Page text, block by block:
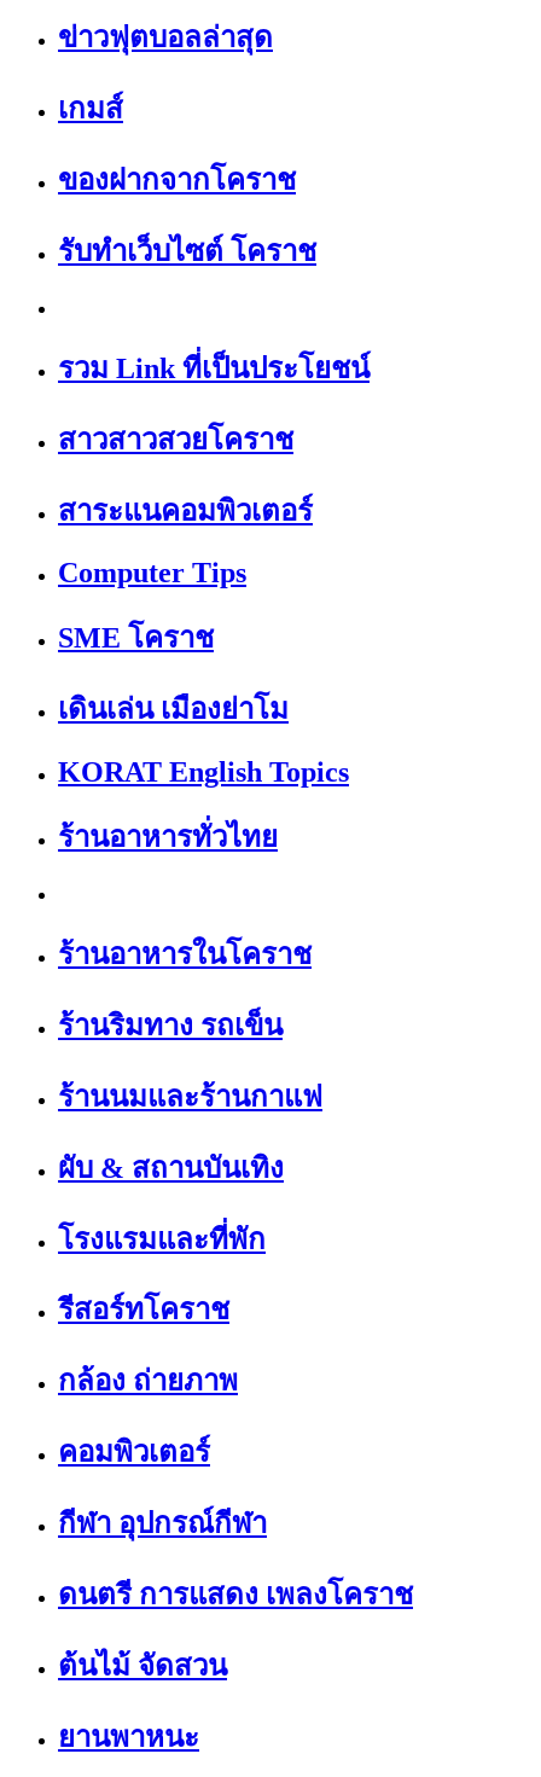
ข่าวฟุตบอลล่าสุด
เกมส์
ของฝากจากโคราช
รับทำเว็บไซต์ โคราช
รวม Link ที่เป็นประโยชน์
สาวสาวสวยโคราช
สาระแนคอมพิวเตอร์
Computer Tips
SME โคราช
เดินเล่น เมืองย่าโม
KORAT English Topics
ร้านอาหารทั่วไทย
ร้านอาหารในโคราช
ร้านริมทาง รถเข็น
ร้านนมและร้านกาแฟ
ผับ & สถานบันเทิง
โรงแรมและที่พัก
รีสอร์ทโคราช
กล้อง ถ่ายภาพ
คอมพิวเตอร์
กีฬา อุปกรณ์กีฬา
ดนตรี การแสดง เพลงโคราช
ต้นไม้ จัดสวน
ยานพาหนะ